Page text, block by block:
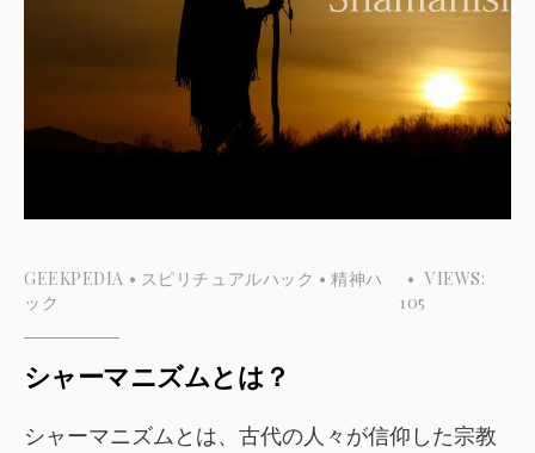
GEEKPEDIA • スピリチュアルハック •精神ハ
ック
• VIEWS:
105
シャーマニズムとは？
シャーマニズムとは、古代の人々が信仰した宗教